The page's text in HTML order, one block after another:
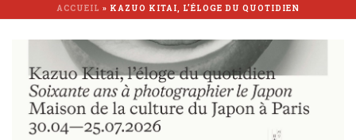
ACCUEIL » KAZUO KITAI, L’ÉLOGE DU QUOTIDIEN